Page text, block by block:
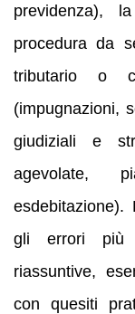
previdenza),
procedura da
tributario o
(impugnazioni,
giudiziali e
agevolate,
gli errori più
riassuntive,
con quesiti